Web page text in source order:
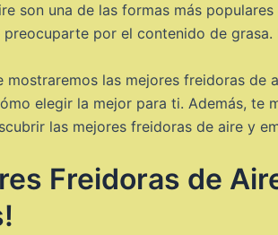
son una de las formas más
preocuparte por el contenido de
mostraremos las mejores freidoras de
elegir la mejor para ti. Además, te
las mejores freidoras de aire y
Freidoras de